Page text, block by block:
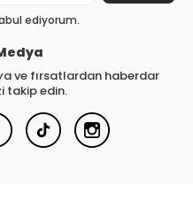
ediyorum.
ve fırsatlardan haberdar
takip edin.